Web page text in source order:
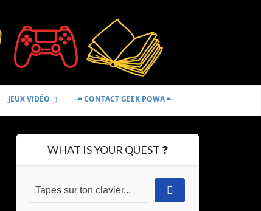
JEUX VIDÉO -= CONTACT GEEK POWA =-
WHAT IS YOUR QUEST ❓